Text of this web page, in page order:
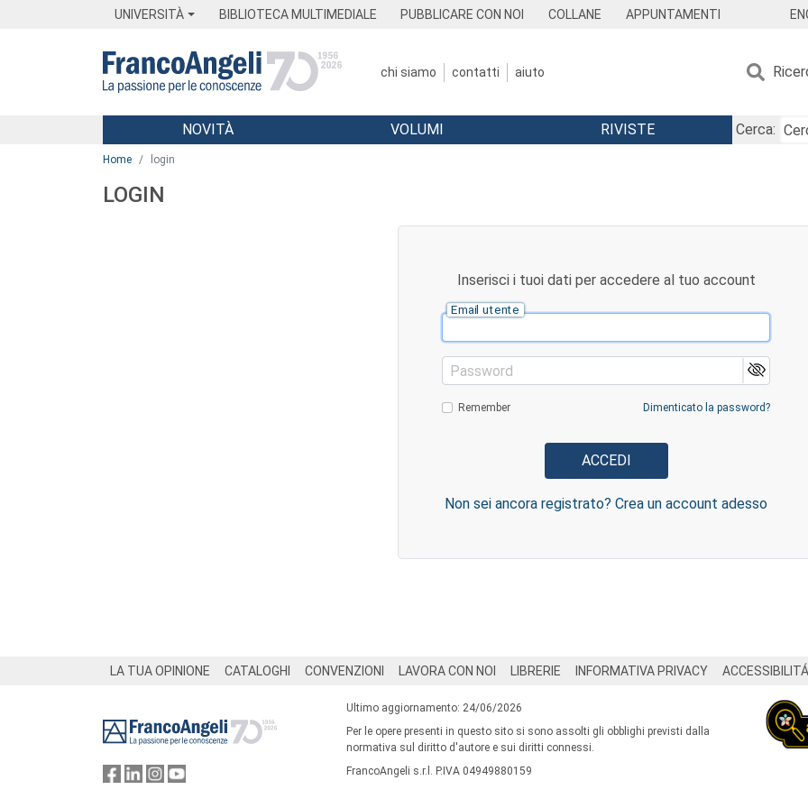
UNIVERSITÀ BIBLIOTECA MULTIMEDIALE PUBBLICARE CON NOI COLLANE APPUNTAMENTI
chi siamo contatti aiuto
Menu
NOVITÀ VOLUMI RIVISTE
Cerca:
Home login
LOGIN
Inserisci i tuoi dati per accedere al tuo account
Email utente
Password
Remember Dimenticato la password?
Non sei ancora registrato? Crea un account adesso
LA TUA OPINIONE CATALOGHI CONVENZIONI LAVORA CON NOI LIBRERIE INFORMATIVA PRIVACY ACCESSIBILITÁ
Ultimo aggiornamento: 24/06/2026
Per le opere presenti in questo sito si sono assolti gli obblighi previsti dalla
normativa sul diritto d'autore e sui diritti connessi.
FrancoAngeli s.r.l. P.IVA 04949880159